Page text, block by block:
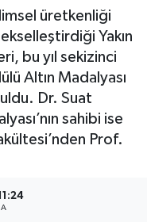
üretkenliği
Yakın
bu yıl sekizinci
Altın Madalyası
Dr. Suat
sahibi ise
Prof.